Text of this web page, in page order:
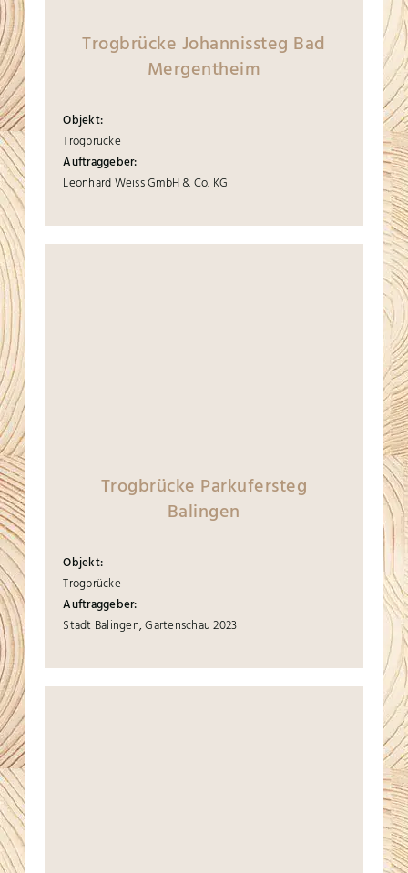
Trogbrücke Johannissteg Bad
Mergentheim
Objekt:
Trogbrücke
Auftraggeber:
Leonhard Weiss GmbH & Co. KG
Trogbrücke Parkufersteg
Balingen
Objekt:
Trogbrücke
Auftraggeber:
Stadt Balingen, Gartenschau 2023